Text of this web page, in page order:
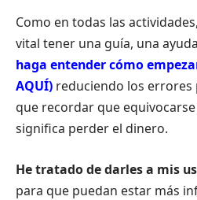
Como en todas las
vital tener una guía, una
haga entender cómo
AQUÍ) reduciendo los
que recordar que
significa perder el dinero.
He tratado de darles a mis
para que puedan estar más